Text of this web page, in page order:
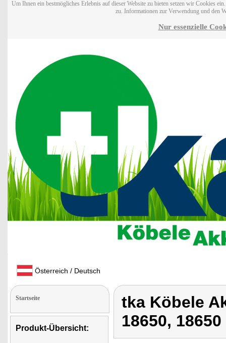
Um Ihnen ein bestmögliches Erlebnis auf dieser Website zu bieten setzen wir Cookies
zu. Informationen zur Verwendung und den
Nur essenzielle
Österreich / Deutsch
Startseite
Produkt-Übersicht:
tka Köbele
18650,